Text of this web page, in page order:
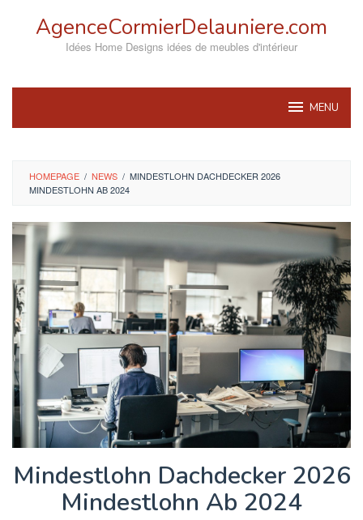
AgenceCormierDelauniere.com
Idées Home Designs idées de meubles d'intérieur
MENU
HOMEPAGE / NEWS / MINDESTLOHN DACHDECKER 2026
MINDESTLOHN AB 2024
Mindestlohn Dachdecker 2026
Mindestlohn Ab 2024